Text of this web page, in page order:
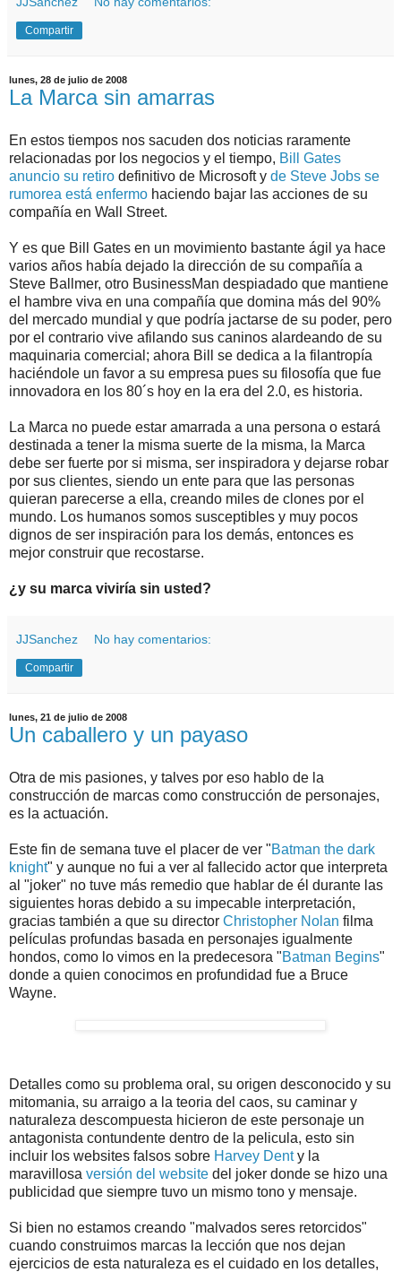
Compartir
lunes, 28 de julio de 2008
La Marca sin amarras
En estos tiempos nos sacuden dos noticias raramente
relacionadas por los negocios y el tiempo, Bill Gates
anuncio su retiro definitivo de Microsoft y de Steve Jobs se
rumorea está enfermo haciendo bajar las acciones de su
compañía en Wall Street.
Y es que Bill Gates en un movimiento bastante ágil ya hace
varios años había dejado la dirección de su compañía a
Steve Ballmer, otro BusinessMan despiadado que mantiene
el hambre viva en una compañía que domina más del 90%
del mercado mundial y que podría jactarse de su poder, pero
por el contrario vive afilando sus caninos alardeando de su
maquinaria comercial; ahora Bill se dedica a la filantropía
haciéndole un favor a su empresa pues su filosofía que fue
innovadora en los 80´s hoy en la era del 2.0, es historia.
La Marca no puede estar amarrada a una persona o estará
destinada a tener la misma suerte de la misma, la Marca
debe ser fuerte por si misma, ser inspiradora y dejarse robar
por sus clientes, siendo un ente para que las personas
quieran parecerse a ella, creando miles de clones por el
mundo. Los humanos somos susceptibles y muy pocos
dignos de ser inspiración para los demás, entonces es
mejor construir que recostarse.
¿y su marca viviría sin usted?
JJSanchez No hay comentarios:
Compartir
lunes, 21 de julio de 2008
Un caballero y un payaso
Otra de mis pasiones, y talves por eso hablo de la
construcción de marcas como construcción de personajes,
es la actuación.
Este fin de semana tuve el placer de ver "Batman the dark
knight" y aunque no fui a ver al fallecido actor que interpreta
al "joker" no tuve más remedio que hablar de él durante las
siguientes horas debido a su impecable interpretación,
gracias también a que su director Christopher Nolan filma
películas profundas basada en personajes igualmente
hondos, como lo vimos en la predecesora "Batman Begins"
donde a quien conocimos en profundidad fue a Bruce
Wayne.
Detalles como su problema oral, su origen desconocido y su
mitomania, su arraigo a la teoria del caos, su caminar y
naturaleza descompuesta hicieron de este personaje un
antagonista contundente dentro de la pelicula, esto sin
incluir los websites falsos sobre Harvey Denty la
maravillosa versión del website del joker donde se hizo una
publicidad que siempre tuvo un mismo tono y mensaje.
Si bien no estamos creando "malvados seres retorcidos"
cuando construimos marcas la lección que nos dejan
ejercicios de esta naturaleza es el cuidado en los detalles,